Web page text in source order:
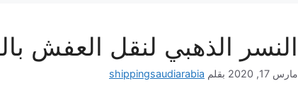
النسر الذهبي لنقل العفش
مارس 17, 2020 بقلم shippingsaudiarabia